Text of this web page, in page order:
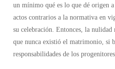
un mínimo qué es lo que dé origen
actos contrarios a la normativa en
su celebración. Entonces, la
que nunca existió el matrimonio, si
responsabilidades de los